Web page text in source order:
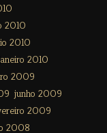
2010
2010
2010
2009
junho 2009
2009
2008